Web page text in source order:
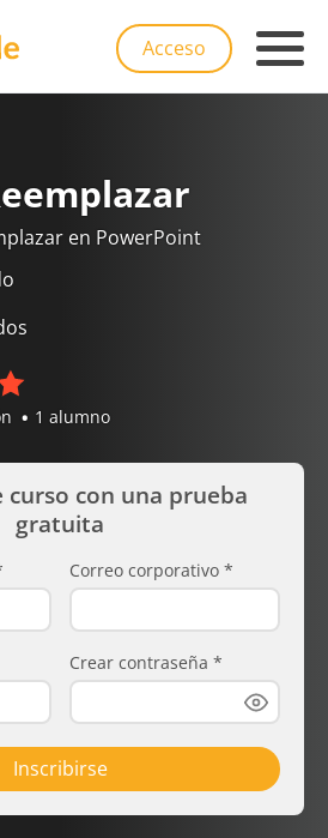
Acceso
en PowerPoint
1 alumno
curso con una prueba
gratuita
Correo corporativo *
Crear contraseña *
Inscribirse